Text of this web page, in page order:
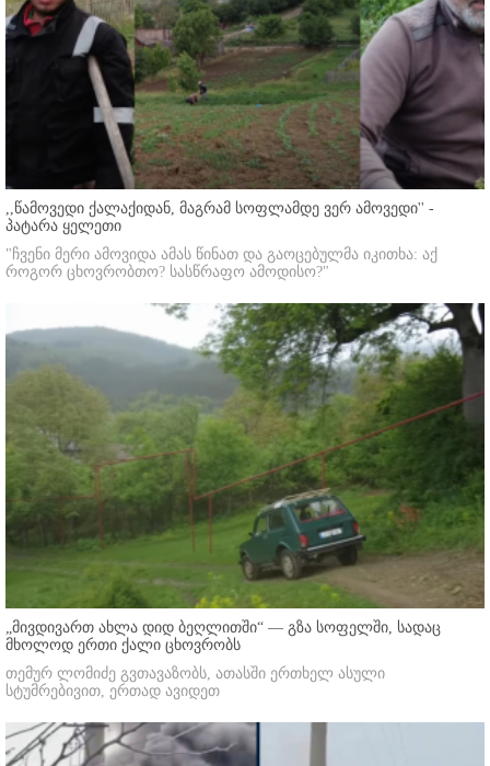
,,წამოვედი ქალაქიდან, მაგრამ სოფლამდე ვერ ამოვედი'' -
პატარა ყელეთი
"ჩვენი მერი ამოვიდა ამას წინათ და გაოცებულმა იკითხა: აქ
როგორ ცხოვრობთო? სასწრაფო ამოდისო?"
„მივდივართ ახლა დიდ ბეღლითში“ — გზა სოფელში, სადაც
მხოლოდ ერთი ქალი ცხოვრობს
თემურ ლომიძე გვთავაზობს, ათასში ერთხელ ასული
სტუმრებივით, ერთად ავიდეთ